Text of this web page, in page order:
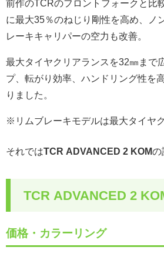
前作のTCRのフロントフォークと比
に最大35％のねじり剛性を高め、ノ
レーキキャリパーの空力も改善。
最大タイヤクリアランスを32㎜まで
プ、転がり効率、ハンドリング性を
りました。
※リムブレーキモデルは最大タイヤ
それではTCR ADVANCED 2 KOMの
TCR ADVANCED 2
価格・カラーリング